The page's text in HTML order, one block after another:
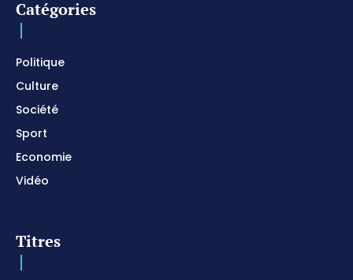
I SURRENDER / Soaking Worship Instrumental /
Catégories
Politique
Culture
Société
Sport
Economie
Vidéo
Titres